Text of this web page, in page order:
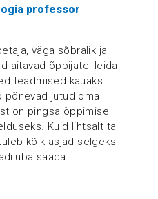
professor
väga sõbralik ja
aitavad õppijatel leida
teadmised kauaks
põnevad jutud oma
on pingsa õppimise
Kuid lihtsalt ta
kõik asjad selgeks
saada.